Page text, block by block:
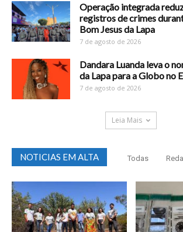
Operação integrada
registros de crimes
Bom Jesus da Lapa
7 de agosto de 2026
Dandara Luanda leva o
da Lapa para a Globo no
7 de agosto de 2026
Leia Mais
NOTICIAS EM ALTA Todas